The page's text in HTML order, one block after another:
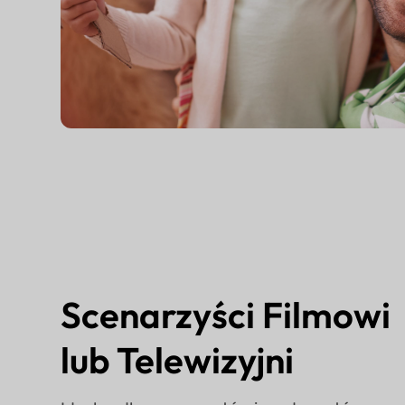
Scenarzyści Filmowi
lub Telewizyjni